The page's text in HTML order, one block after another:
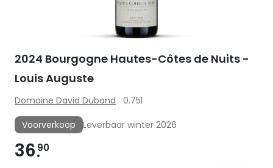
2024 Bourgogne Hautes-Côtes de Nuits -
Louis Auguste
Domaine David Duband
0.75l
Voorverkoop
Leverbaar winter 2026
36 90